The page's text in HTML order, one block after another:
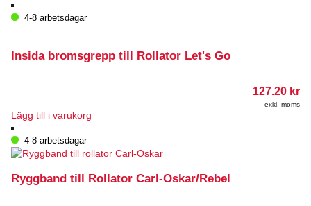
4-8 arbetsdagar
Insida bromsgrepp till Rollator Let's Go
127.20 kr
exkl. moms
Lägg till i varukorg
4-8 arbetsdagar
Ryggband till Rollator Carl-Oskar/Rebel